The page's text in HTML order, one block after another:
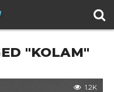
"KOLAM"
1.2K